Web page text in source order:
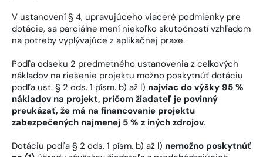
V ustanovení § 4, upravujúceho viaceré podmienky pre
dotácie, sa parciálne mení niekoľko skutočností vzhľadom
na potreby vyplývajúce z aplikačnej praxe.
Podľa odseku 2 predmetného ustanovenia z celkových
nákladov na riešenie projektu možno poskytnúť dotáciu
podľa ust. § 2 ods. 1 písm. b) až l) najviac do výšky 95 %
nákladov na projekt, pričom žiadateľ je povinný
preukázať, že má na financovanie projektu
zabezpečených najmenej 5 % z iných zdrojov.
Dotáciu podľa § 2 ods. 1 písm. b) až l) nemožno poskytnúť